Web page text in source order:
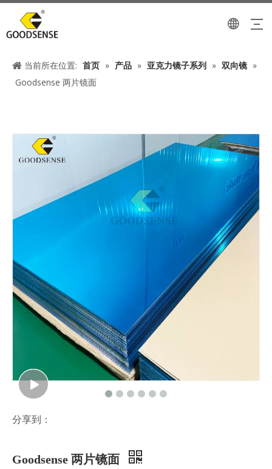
当前所在位置: 首页 » 产品 » 亚克力镜子系列 » 双向镜 »
Goodsense 两片镜面
分享到：
Goodsense 两片镜面